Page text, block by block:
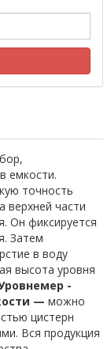
емкости.
точность
верхней части
Он фиксируется
Затем
в воду
высота уровня
-
— можно
цистерн
Вся продукция